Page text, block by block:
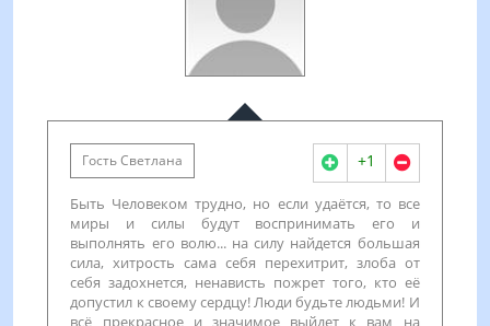
Гость Светлана +1
Быть Человеком трудно, но если удаётся, то все
миры и силы будут воспринимать его и
выполнять его волю... на силу найдется большая
сила, хитрость сама себя перехитрит, злоба от
себя задохнется, ненависть пожрет того, кто её
допустил к своему сердцу! Люди будьте людьми! И
всё прекрасное и значимое выйдет к вам на